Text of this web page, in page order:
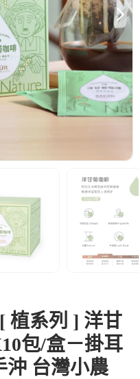
植系列 ] 洋甘
包/盒－掛耳
沖 台灣小農